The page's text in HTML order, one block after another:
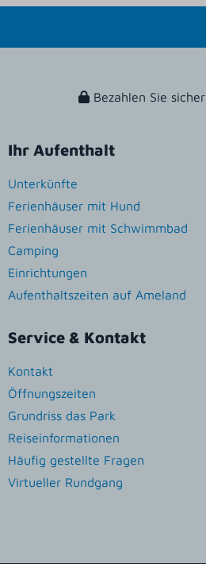
Bezahlen Sie sicher
Ihr Aufenthalt
Unterkünfte
Ferienhäuser mit Hund
Ferienhäuser mit Schwimmbad
Camping
Einrichtungen
Aufenthaltszeiten auf Ameland
Service & Kontakt
Kontakt
Öffnungszeiten
Grundriss das Park
Reiseinformationen
Häufig gestellte Fragen
Virtueller Rundgang